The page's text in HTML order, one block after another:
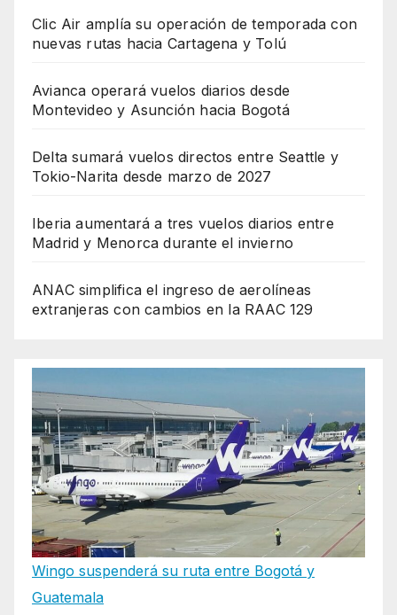
Clic Air amplía su operación de temporada con
nuevas rutas hacia Cartagena y Tolú
Avianca operará vuelos diarios desde
Montevideo y Asunción hacia Bogotá
Delta sumará vuelos directos entre Seattle y
Tokio-Narita desde marzo de 2027
Iberia aumentará a tres vuelos diarios entre
Madrid y Menorca durante el invierno
ANAC simplifica el ingreso de aerolíneas
extranjeras con cambios en la RAAC 129
Wingo suspenderá su ruta entre Bogotá y
Guatemala